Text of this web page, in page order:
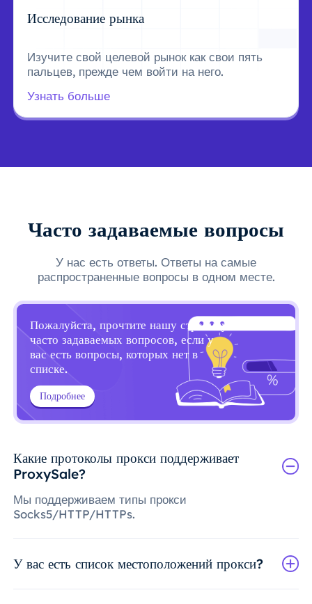
Исследование рынка
Изучите свой целевой рынок как свои пять
пальцев, прежде чем войти на него.
Узнать больше
Часто задаваемые вопросы
У нас есть ответы. Ответы на самые
распространенные вопросы в одном месте.
Пожалуйста, прочтите нашу страницу
часто задаваемых вопросов, если у
вас есть вопросы, которых нет в
списке.
Подробнее
Какие протоколы прокси поддерживает
ProxySale?
Мы поддерживаем типы прокси
Socks5/HTTP/HTTPs.
У вас есть список местоположений прокси?